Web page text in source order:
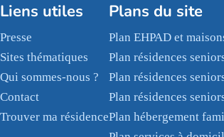
Liens utiles
Presse
Sites thématiques
Qui sommes-nous ?
Contact
Trouver ma résidence
Plans du site
Plan EHPAD et
Plan résidences
Plan résidences
Plan résidences
Plan hébergement